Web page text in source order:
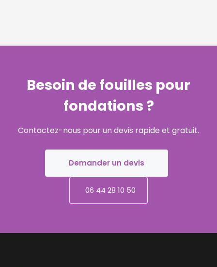
Besoin de fouilles pour
fondations ?
Contactez-nous pour un devis rapide et gratuit.
Demander un devis
06 44 28 10 50